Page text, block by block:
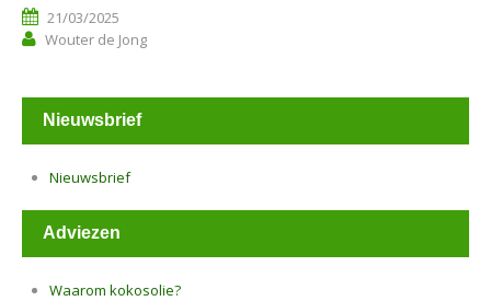
21/03/2025
Wouter de Jong
Nieuwsbrief
Nieuwsbrief
Adviezen
Waarom kokosolie?